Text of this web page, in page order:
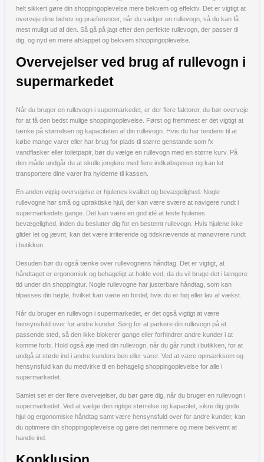
helt sikkert gøre din shoppingoplevelse mere bekvem og effektiv. Det er vigtigt at
overveje dine behov og præferencer, når du vælger en rullevogn, så du kan få
mest muligt ud af den. Så gå på jagt efter den perfekte rullevogn, der passer til
dig, og nyd en mere afslappet og bekvem shoppingoplevelse.
Overvejelser ved brug af rullevogn i
supermarkedet
Når du bruger en rullevogn i supermarkedet, er der flere faktorer, du bør overveje
for at få den bedst mulige shoppingoplevelse. Først og fremmest er det vigtigt at
tænke på størrelsen og kapaciteten af din rullevogn. Hvis du har tendens til at
købe mange varer eller har brug for plads til større genstande som fx
vandflasker eller toiletpapir, bør du vælge en rullevogn med en større kurv. På
den måde undgår du at skulle jonglere med flere indkøbsposer og kan let
transportere dine varer fra hylderne til kassen.
En anden vigtig overvejelse er hjulenes kvalitet og bevægelighed. Nogle
rullevogne har små og upraktiske hjul, der kan være svære at navigere rundt i
supermarkedets gange. Det kan være en god idé at teste hjulenes
bevægelighed, inden du beslutter dig for en bestemt rullevogn. Hvis hjulene ikke
glider let og jævnt, kan det være irriterende og tidskrævende at manøvrere rundt
i butikken.
Desuden bør du også tænke over rullevognens håndtag. Det er vigtigt, at
håndtaget er ergonomisk og behageligt at holde ved, da du vil bruge det i længere
tid under din shoppingtur. Nogle rullevogne har justerbare håndtag, som kan
tilpasses din højde, hvilket kan være en fordel, hvis du er høj eller lav af vækst.
Når du bruger en rullevogn i supermarkedet, er det også vigtigt at være
hensynsfuld over for andre kunder. Sørg for at parkere din rullevogn på et
passende sted, så den ikke blokerer gange eller forhindrer andre kunder i at
komme forbi. Hold også øje med din rullevogn, når du går rundt i butikken, for at
undgå at støde ind i andre kunders ben eller varer. Ved at være opmærksom og
hensynsfuld kan du medvirke til en behagelig shoppingoplevelse for alle i
supermarkedet.
Samlet set er der flere overvejelser, du bør gøre dig, når du bruger en rullevogn i
supermarkedet. Ved at vælge den rigtige størrelse og kapacitet, sikre dig gode
hjul og ergonomiske håndtag samt være hensynsfuld over for andre kunder, kan
du optimere din shoppingoplevelse og gøre det nemmere og mere bekvemt at
handle ind.